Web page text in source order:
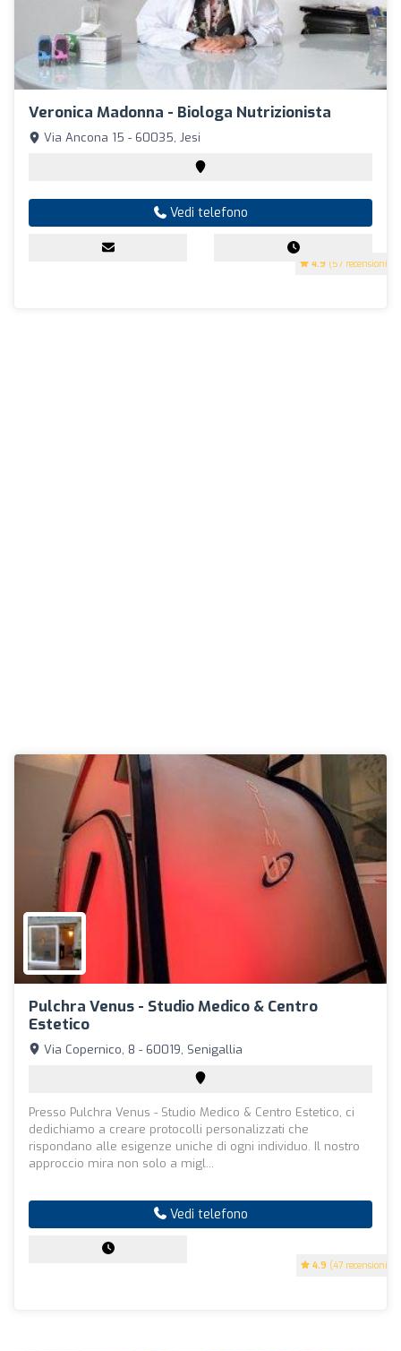
Veronica Madonna - Biologa Nutrizionista
4.9 (57 recensioni)
Via Ancona 15 - 60035, Jesi
Vedi telefono
Pulchra Venus - Studio Medico & Centro
Estetico
4.9 (47 recensioni)
Via Copernico, 8 - 60019, Senigallia
Presso Pulchra Venus - Studio Medico & Centro Estetico, ci
dedichiamo a creare protocolli personalizzati che
rispondano alle esigenze uniche di ogni individuo. Il nostro
approccio mira non solo a migl...
Vedi telefono